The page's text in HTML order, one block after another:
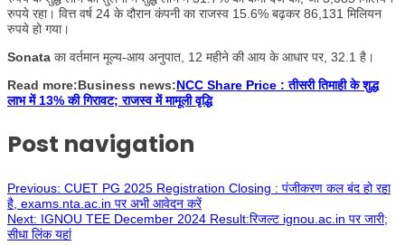
रुपये रहा। वित्त वर्ष 24 के दौरान कंपनी का राजस्व 15.6% बढ़कर 86,131 मिलियन
रुपये हो गया।
Sonata का वर्तमान मूल्य-आय अनुपात, 12 महीने की आय के आधार पर, 32.1 है।
Read more:Business news:NCC Share Price : तीसरी तिमाही के शुद्ध
लाभ में 13% की गिरावट; राजस्व में मामूली वृद्धि
Post navigation
Previous: CUET PG 2025 Registration Closing : पंजीकरण कल बंद हो रहा
है, exams.nta.ac.in पर अभी आवेदन करें
Next: IGNOU TEE December 2024 Result:रिजल्ट ignou.ac.in पर जारी;
सीधा लिंक यहां